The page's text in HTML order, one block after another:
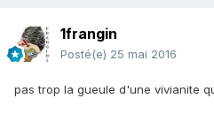
1frangin
Posté(e) 25 mai 2016
pas trop la gueule d'une vivianite